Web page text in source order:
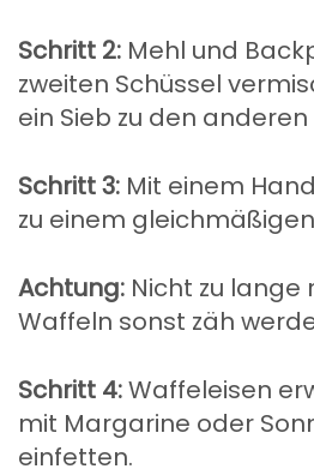
Schritt 2: Mehl und
zweiten Schüssel
ein Sieb zu den
Schritt 3: Mit einem
zu einem
Achtung: Nicht zu lange
Waffeln sonst zäh
Schritt 4:Waffeleisen
mit Margarine oder
einfetten.